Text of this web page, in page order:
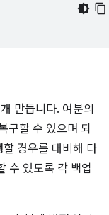
만듭니다. 여분의
구할 수 있으며 되
경우를 대비해 다
수 있도록 각 백업